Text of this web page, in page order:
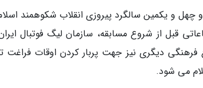
و چهل و یکمین سالگرد پیروزی انقلاب شکوهمند
قبل از شروع مسابقه، سازمان لیگ فوتبال
دیگری نیز جهت پربار کردن اوقات فراغت
می شود.